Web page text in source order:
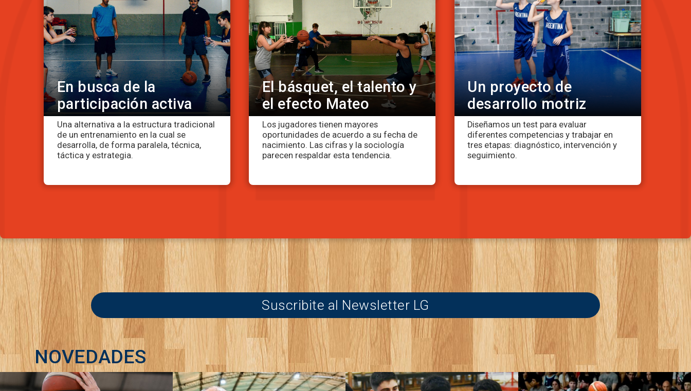
En busca de la
participación activa
Una alternativa a la estructura tradicional
de un entrenamiento en la cual se
desarrolla, de forma paralela, técnica,
táctica y estrategia.
El básquet, el talento y
el efecto Mateo
Los jugadores tienen mayores
oportunidades de acuerdo a su fecha de
nacimiento. Las cifras y la sociología
parecen respaldar esta tendencia.
Un proyecto de
desarrollo motriz
Diseñamos un test para evaluar
diferentes competencias y trabajar en
tres etapas: diagnóstico, intervención y
seguimiento.
Suscribite al Newsletter LG
NOVEDADES